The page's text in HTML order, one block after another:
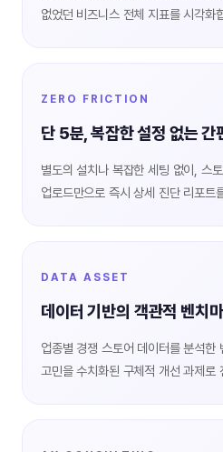
없었던 비즈니스 전체 지표를 시각화
ZERO FRICTION
단 5분, 복잡한 설정 없는 간
별도의 설치나 복잡한 세팅 없이, 스
업로드만으로 즉시 상세 진단 리포트
DATA ASSET
데이터 기반의 객관적 벤치
업종별 경쟁 스토어 데이터를 분석
고민을 수치화된 구체적 개선 과제로